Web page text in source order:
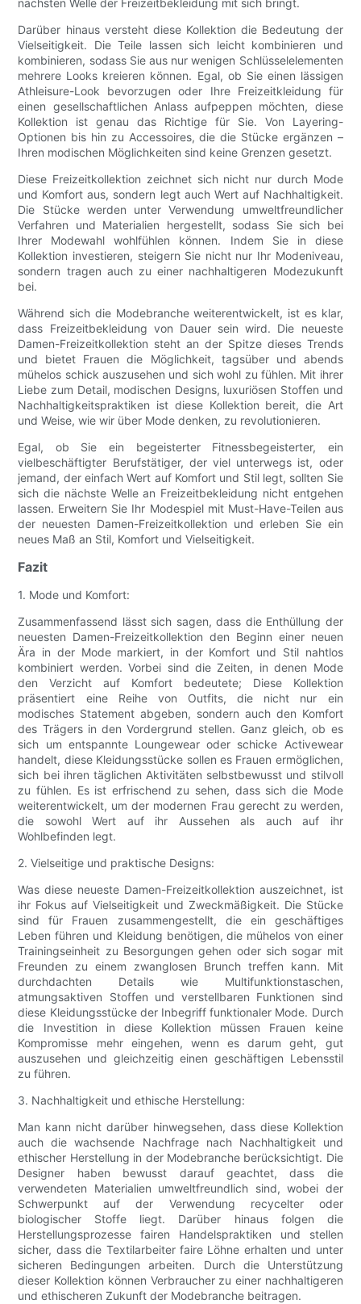
nächsten Welle der Freizeitbekleidung mit sich bringt.
Darüber hinaus versteht diese Kollektion die Bedeutung der
Vielseitigkeit. Die Teile lassen sich leicht kombinieren und
kombinieren, sodass Sie aus nur wenigen Schlüsselelementen
mehrere Looks kreieren können. Egal, ob Sie einen lässigen
Athleisure-Look bevorzugen oder Ihre Freizeitkleidung für
einen gesellschaftlichen Anlass aufpeppen möchten, diese
Kollektion ist genau das Richtige für Sie. Von Layering-
Optionen bis hin zu Accessoires, die die Stücke ergänzen –
Ihren modischen Möglichkeiten sind keine Grenzen gesetzt.
Diese Freizeitkollektion zeichnet sich nicht nur durch Mode
und Komfort aus, sondern legt auch Wert auf Nachhaltigkeit.
Die Stücke werden unter Verwendung umweltfreundlicher
Verfahren und Materialien hergestellt, sodass Sie sich bei
Ihrer Modewahl wohlfühlen können. Indem Sie in diese
Kollektion investieren, steigern Sie nicht nur Ihr Modeniveau,
sondern tragen auch zu einer nachhaltigeren Modezukunft
bei.
Während sich die Modebranche weiterentwickelt, ist es klar,
dass Freizeitbekleidung von Dauer sein wird. Die neueste
Damen-Freizeitkollektion steht an der Spitze dieses Trends
und bietet Frauen die Möglichkeit, tagsüber und abends
mühelos schick auszusehen und sich wohl zu fühlen. Mit ihrer
Liebe zum Detail, modischen Designs, luxuriösen Stoffen und
Nachhaltigkeitspraktiken ist diese Kollektion bereit, die Art
und Weise, wie wir über Mode denken, zu revolutionieren.
Egal, ob Sie ein begeisterter Fitnessbegeisterter, ein
vielbeschäftigter Berufstätiger, der viel unterwegs ist, oder
jemand, der einfach Wert auf Komfort und Stil legt, sollten Sie
sich die nächste Welle an Freizeitbekleidung nicht entgehen
lassen. Erweitern Sie Ihr Modespiel mit Must-Have-Teilen aus
der neuesten Damen-Freizeitkollektion und erleben Sie ein
neues Maß an Stil, Komfort und Vielseitigkeit.
Fazit
1. Mode und Komfort:
Zusammenfassend lässt sich sagen, dass die Enthüllung der
neuesten Damen-Freizeitkollektion den Beginn einer neuen
Ära in der Mode markiert, in der Komfort und Stil nahtlos
kombiniert werden. Vorbei sind die Zeiten, in denen Mode
den Verzicht auf Komfort bedeutete; Diese Kollektion
präsentiert eine Reihe von Outfits, die nicht nur ein
modisches Statement abgeben, sondern auch den Komfort
des Trägers in den Vordergrund stellen. Ganz gleich, ob es
sich um entspannte Loungewear oder schicke Activewear
handelt, diese Kleidungsstücke sollen es Frauen ermöglichen,
sich bei ihren täglichen Aktivitäten selbstbewusst und stilvoll
zu fühlen. Es ist erfrischend zu sehen, dass sich die Mode
weiterentwickelt, um der modernen Frau gerecht zu werden,
die sowohl Wert auf ihr Aussehen als auch auf ihr
Wohlbefinden legt.
2. Vielseitige und praktische Designs:
Was diese neueste Damen-Freizeitkollektion auszeichnet, ist
ihr Fokus auf Vielseitigkeit und Zweckmäßigkeit. Die Stücke
sind für Frauen zusammengestellt, die ein geschäftiges
Leben führen und Kleidung benötigen, die mühelos von einer
Trainingseinheit zu Besorgungen gehen oder sich sogar mit
Freunden zu einem zwanglosen Brunch treffen kann. Mit
durchdachten Details wie Multifunktionstaschen,
atmungsaktiven Stoffen und verstellbaren Funktionen sind
diese Kleidungsstücke der Inbegriff funktionaler Mode. Durch
die Investition in diese Kollektion müssen Frauen keine
Kompromisse mehr eingehen, wenn es darum geht, gut
auszusehen und gleichzeitig einen geschäftigen Lebensstil
zu führen.
3. Nachhaltigkeit und ethische Herstellung:
Man kann nicht darüber hinwegsehen, dass diese Kollektion
auch die wachsende Nachfrage nach Nachhaltigkeit und
ethischer Herstellung in der Modebranche berücksichtigt. Die
Designer haben bewusst darauf geachtet, dass die
verwendeten Materialien umweltfreundlich sind, wobei der
Schwerpunkt auf der Verwendung recycelter oder
biologischer Stoffe liegt. Darüber hinaus folgen die
Herstellungsprozesse fairen Handelspraktiken und stellen
sicher, dass die Textilarbeiter faire Löhne erhalten und unter
sicheren Bedingungen arbeiten. Durch die Unterstützung
dieser Kollektion können Verbraucher zu einer nachhaltigeren
und ethischeren Zukunft der Modebranche beitragen.